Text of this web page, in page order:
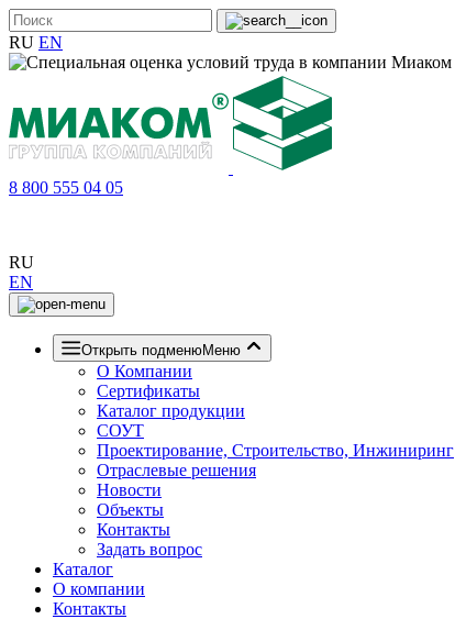
RU EN
8 800 555 04 05
RU
EN
Открыть подменюМеню
О Компании
Сертификаты
Каталог продукции
СОУТ
Проектирование, Строительство, Инжиниринг
Отраслевые решения
Новости
Объекты
Контакты
Задать вопрос
Каталог
О компании
Контакты